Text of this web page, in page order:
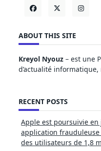
ABOUT THIS SITE
Kreyol Nyouz – est une
d’actualité
RECENT POSTS
Apple est poursuivie en
application frauduleuse
des utilisateurs de 1,8